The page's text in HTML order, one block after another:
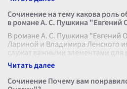
Сочинение на тему какова роль
в романе А. С. Пушкина "Евгений
В романе А. С. Пушкина "Евгений
Лариной и Владимира Ленского
служат важными элементами для
тем произведения. Эти п
Сочинение Почему вам